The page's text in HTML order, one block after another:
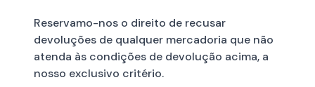
Reservamo-nos o direito de recusar
devoluções de qualquer mercadoria que não
atenda às condições de devolução acima, a
nosso exclusivo critério.